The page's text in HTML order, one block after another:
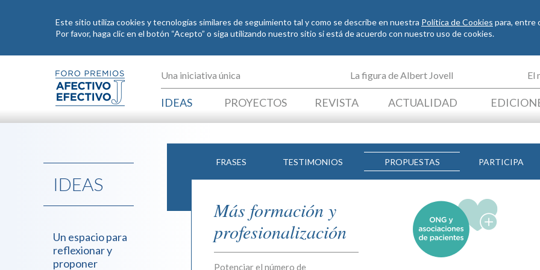
Este sitio utiliza cookies y tecnologías similares de seguimiento tal y como se describe en nuestra Política de Cookies para, entre
Por favor, haga clic en el botón “Acepto” o siga utilizando nuestro sitio si está de acuerdo con nuestro uso de cookies.
Una iniciativa única La figura de Albert Jovell El
IDEAS PROYECTOS REVISTA ACTUALIDAD
IDEAS
Un espacio para
reflexionar y
proponer
FRASES TESTIMONIOS PROPUESTAS PARTICIPA
Más formación y
profesionalización
Potenciar el número de